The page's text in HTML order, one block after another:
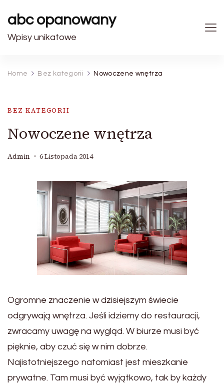
abc opanowany
Wpisy unikatowe
Home Bez kategorii Nowoczene wnętrza
BEZ KATEGORII
Nowoczene wnętrza
Admin 6 Listopada 2014
Ogromne znaczenie w dzisiejszym świecie
odgrywają wnętrza. Jeśli idziemy do restauracji,
zwracamy uwagę na wygląd. W biurze musi być
pięknie, aby czuć się w nim dobrze.
Najistotniejszego natomiast jest mieszkanie
prywatne. Tam musi być wyjątkowo, tak by każdy